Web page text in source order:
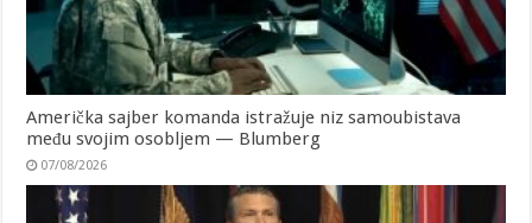
Američka sajber komanda istražuje niz samoubistava
među svojim osobljem — Blumberg
07/08/2026